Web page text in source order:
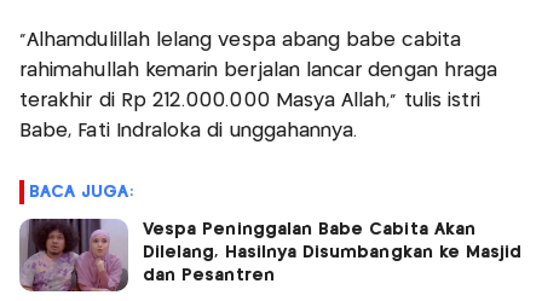
"Alhamdulillah lelang vespa abang babe cabita
rahimahullah kemarin berjalan lancar dengan hraga
terakhir di Rp 212.000.000 Masya Allah," tulis istri
Babe, Fati Indraloka di unggahannya.
BACA JUGA:
Vespa Peninggalan Babe Cabita Akan
Dilelang, Hasilnya Disumbangkan ke Masjid
dan Pesantren